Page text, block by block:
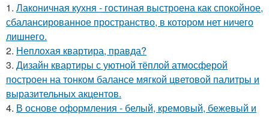
1. Лаконичная кухня - гостиная выстроена как спокойное,
сбалансированное пространство, в котором нет ничего
лишнего.
2. Неплохая квартира, правда?
3. Дизайн квартиры с уютной тёплой атмосферой
построен на тонком балансе мягкой цветовой палитры и
выразительных акцентов.
4. В основе оформления - белый, кремовый, бежевый и